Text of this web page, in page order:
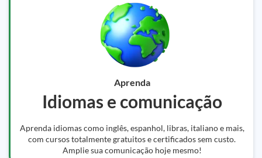
Aprenda
Idiomas e comunicação
Aprenda idiomas como inglês, espanhol, libras, italiano e mais,
com cursos totalmente gratuitos e certificados sem custo.
Amplie sua comunicação hoje mesmo!